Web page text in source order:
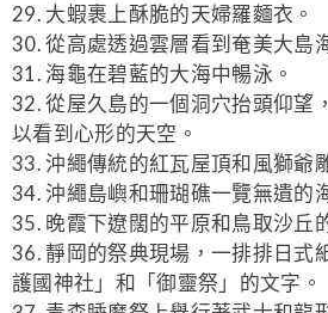
29. 大蝦裹上酥脆的天婦羅麵衣。
30. 從高處透過雲層看到奄美大島
31. 海龜在碧藍的大海中暢泳。
32. 從屋久島的一個洞穴抬頭仰望
以看到心形的天空。
33. 沖繩傳統的紅瓦屋頂和風獅爺
34. 沖繩島嶼和珊瑚礁一覽無遺的
35. 晚霞下遼闊的平原和鳥取沙丘
36. 靜岡的祭典現場，一排排日式
護國神社」和「御靈祭」的文字。